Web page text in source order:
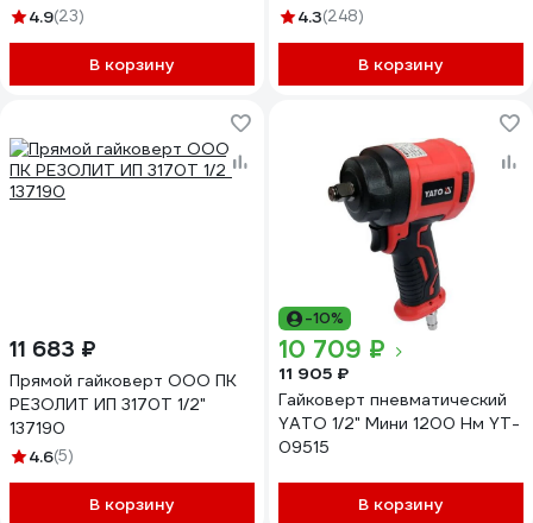
4.9(23)
В корзину
корпус) 200240
4.3(248)
В корзину
11 683 ₽
Прямой гайковерт ООО ПК
РЕЗОЛИТ ИП 3170Т 1/2"
137190
4.6(5)
В корзину
-10%
10 709 ₽
11 905 ₽
Гайковерт пневматический
YATO 1/2" Мини 1200 Нм YT-
09515
В корзину